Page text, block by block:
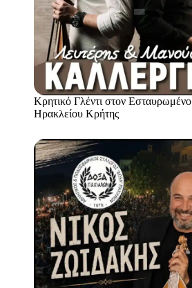
Κρητικό Γλέντι στον Εσταυρωμένο
Ηρακλείου Κρήτης